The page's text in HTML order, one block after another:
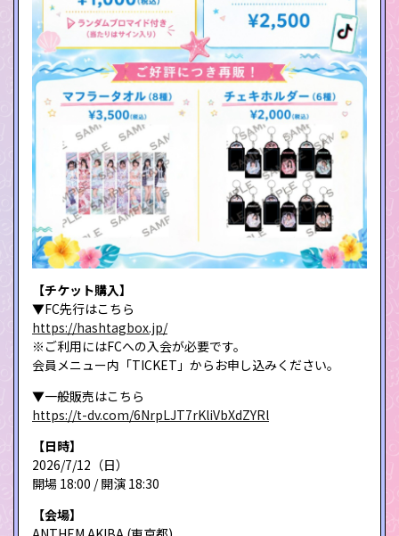
【チケット購入】
▼FC先行はこちら
https://hashtagbox.jp/
※ご利用にはFCへの入会が必要です。
会員メニュー内「TICKET」からお申し込みください。
▼一般販売はこちら
https://t-dv.com/6NrpLJT7rKliVbXdZYRl
【日時】
2026/7/12（日）
開場 18:00 / 開演 18:30
【会場】